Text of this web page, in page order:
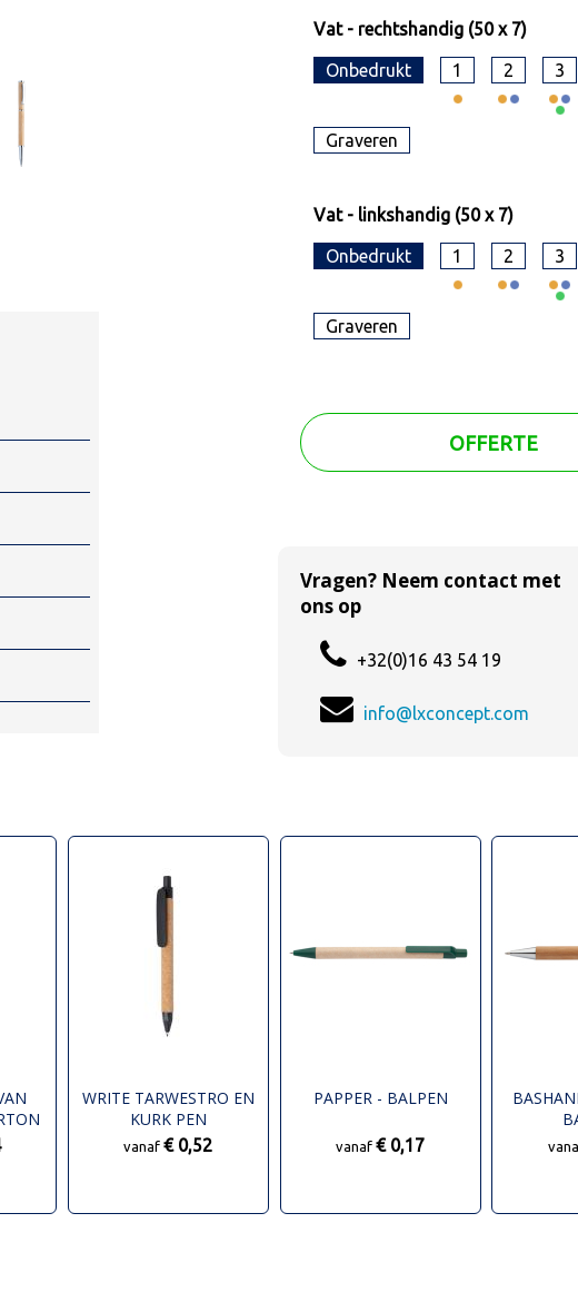
Vat - rechtshandig (50 x 7)
Onbedrukt 1 2 3
Graveren
Vat - linkshandig (50 x 7)
Onbedrukt 1 2 3
Graveren
OFFERTE
Vragen? Neem contact met
ons op
+32(0)16 43 54 19
info@lxconcept.com
WRITE TARWESTRO EN
KURK PEN
vanaf€ 0,52
PAPPER - BALPEN
vanaf€ 0,17